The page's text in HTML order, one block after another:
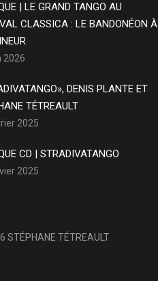
| LE GRAND TANGO AU
CLASSICA : LE BANDONÉON À
2026
DENIS PLANTE ET
TÉTREAULT
2025
CD | STRADIVATANGO
2025
STÉPHANE TÉTREAULT